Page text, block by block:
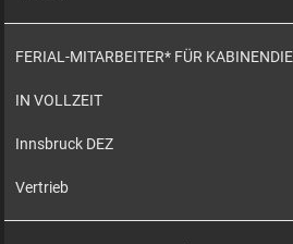
FERIAL-MITARBEITER* FÜR
IN VOLLZEIT
Innsbruck DEZ
Vertrieb